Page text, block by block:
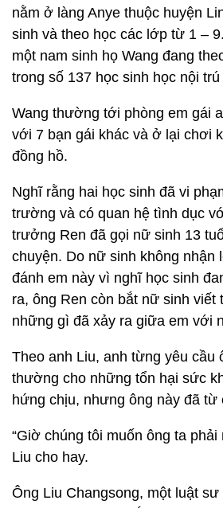
nằm ở làng Anye thuộc huyện
sinh và theo học các lớp từ 1 –
một nam sinh họ Wang đang
trong số 137 học sinh học nội
Wang thường tới phòng em gái
với 7 bạn gái khác và ở lại chơi
đồng hồ.
Nghĩ rằng hai học sinh đã vi
trường và có quan hệ tình dục
trưởng Ren đã gọi nữ sinh 13
chuyện. Do nữ sinh không nhận
đánh em này vì nghĩ học sinh
ra, ông Ren còn bắt nữ sinh
những gì đã xảy ra giữa em với
Theo anh Liu, anh từng yêu cầu
thường cho những tổn hại sức
hứng chịu, nhưng ông này đã từ
“Giờ chúng tôi muốn ông ta phải
Liu cho hay.
Ông Liu Changsong, một luật